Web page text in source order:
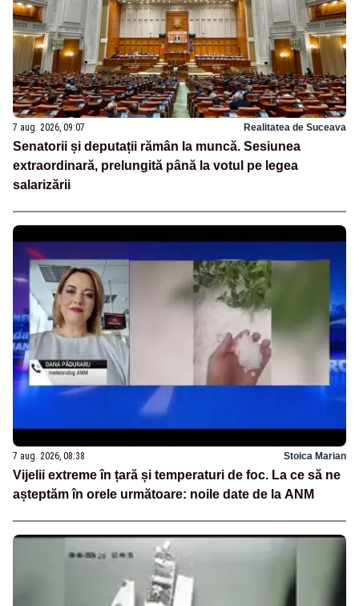
7 aug. 2026, 09:07 Realitatea de Suceava
Senatorii și deputații rămân la muncă. Sesiunea
extraordinară, prelungită până la votul pe legea
salarizării
7 aug. 2026, 08:38 Stoica Marian
Vijelii extreme în țară și temperaturi de foc. La ce să ne
așteptăm în orele următoare: noile date de la ANM